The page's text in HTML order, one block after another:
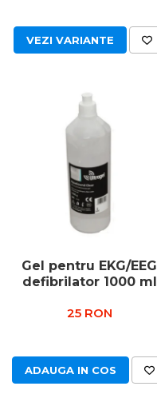
VEZI VARIANTE
Gel pentru EKG/EEG
defibrilator 1000 ml
25 RON
ADAUGA IN COS